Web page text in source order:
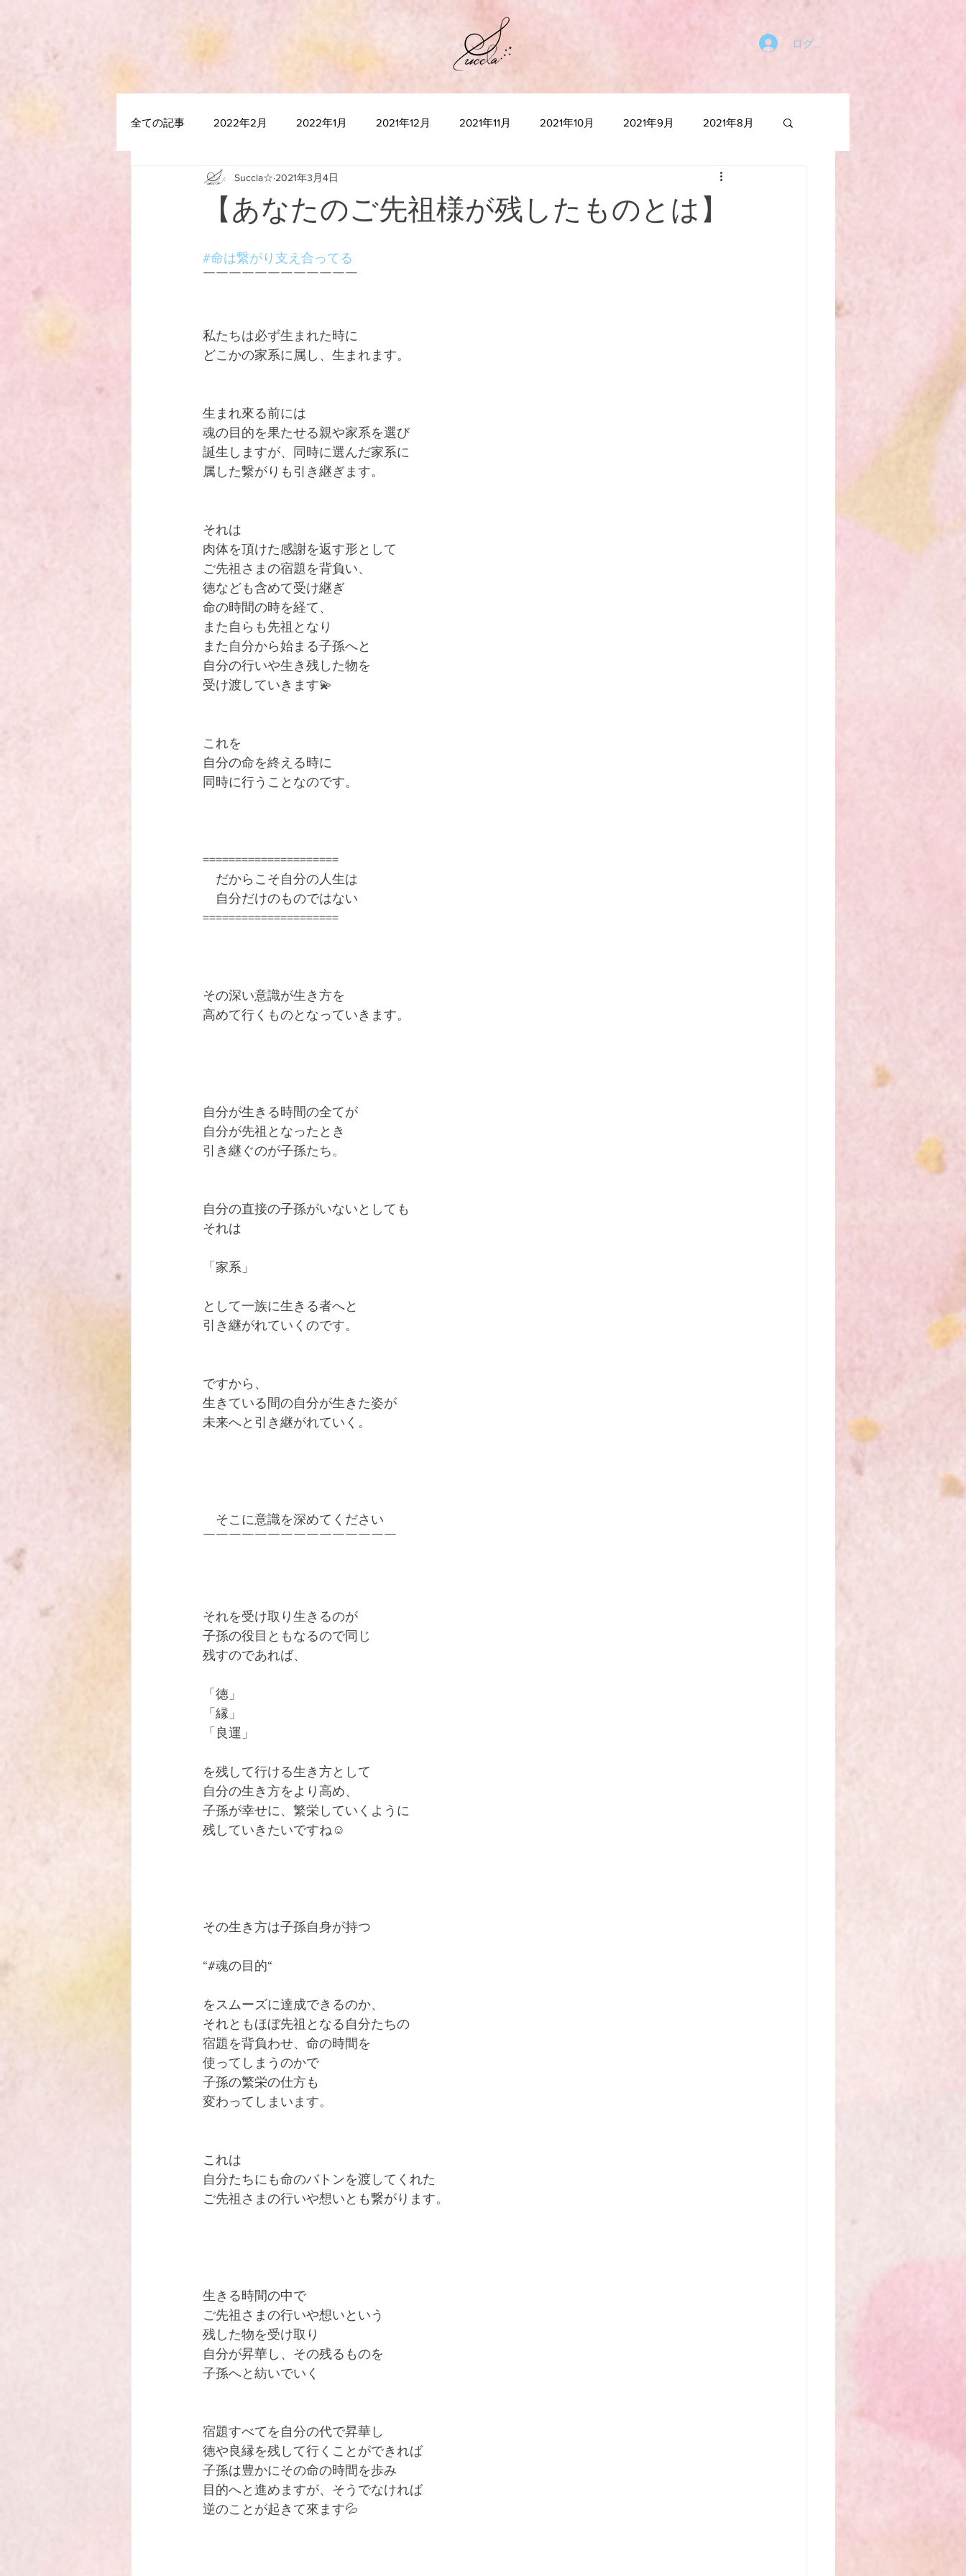
ログイン
全ての記事 2022年2月 2022年1月 2021年12月 2021年11月 2021年10月 2021年9月 2021年8月
2021年7月 2021年6月 2021年5月
ハワイで出逢った 忘れ得ぬ神父と宿命を背負った息子の覚悟
【あなたのご先祖様が残したものとは】
Succla☆ 2021年3月4日
#命は繋がり支え合ってる
￣￣￣￣￣￣￣￣￣￣￣￣
私たちは必ず生まれた時に
どこかの家系に属し、生まれます。
生まれ來る前には
魂の目的を果たせる親や家系を選び
誕生しますが、同時に選んだ家系に
属した繋がりも引き継ぎます。
それは
肉体を頂けた感謝を返す形として
ご先祖さまの宿題を背負い、
徳なども含めて受け継ぎ
命の時間の時を経て、
また自らも先祖となり
また自分から始まる子孫へと
自分の行いや生き残した物を
受け渡していきます💫
これを
自分の命を終える時に
同時に行うことなのです。
=====================
だからこそ自分の人生は
自分だけのものではない
=====================
その深い意識が生き方を
高めて行くものとなっていきます。
自分が生きる時間の全てが
自分が先祖となったとき
引き継ぐのが子孫たち。
自分の直接の子孫がいないとしても
それは
「家系」
として一族に生きる者へと
引き継がれていくのです。
ですから、
生きている間の自分が生きた姿が
未来へと引き継がれていく。
そこに意識を深めてください
￣￣￣￣￣￣￣￣￣￣￣￣￣￣￣
それを受け取り生きるのが
子孫の役目ともなるので同じ
残すのであれば、
「徳」
「縁」
「良運」
を残して行ける生き方として
自分の生き方をより高め、
子孫が幸せに、繁栄していくように
残していきたいですね☺️
その生き方は子孫自身が持つ
“#魂の目的“
をスムーズに達成できるのか、
それともほぼ先祖となる自分たちの
宿題を背負わせ、命の時間を
使ってしまうのかで
子孫の繁栄の仕方も
変わってしまいます。
これは
自分たちにも命のバトンを渡してくれた
ご先祖さまの行いや想いとも繋がります。
生きる時間の中で
ご先祖さまの行いや想いという
残した物を受け取り
自分が昇華し、その残るものを
子孫へと紡いでいく
宿題すべてを自分の代で昇華し
徳や良縁を残して行くことができれば
子孫は豊かにその命の時間を歩み
目的へと進めますが、そうでなければ
逆のことが起きて來ます💦